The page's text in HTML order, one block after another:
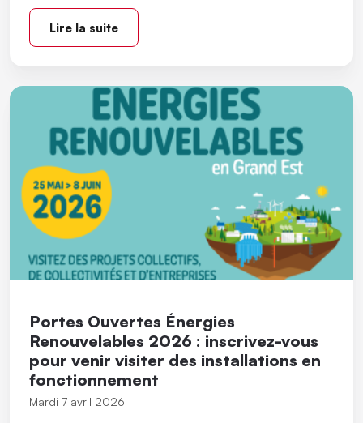
Lire la suite
Portes Ouvertes Énergies
Renouvelables 2026 : inscrivez-vous
pour venir visiter des installations en
fonctionnement
Mardi 7 avril 2026